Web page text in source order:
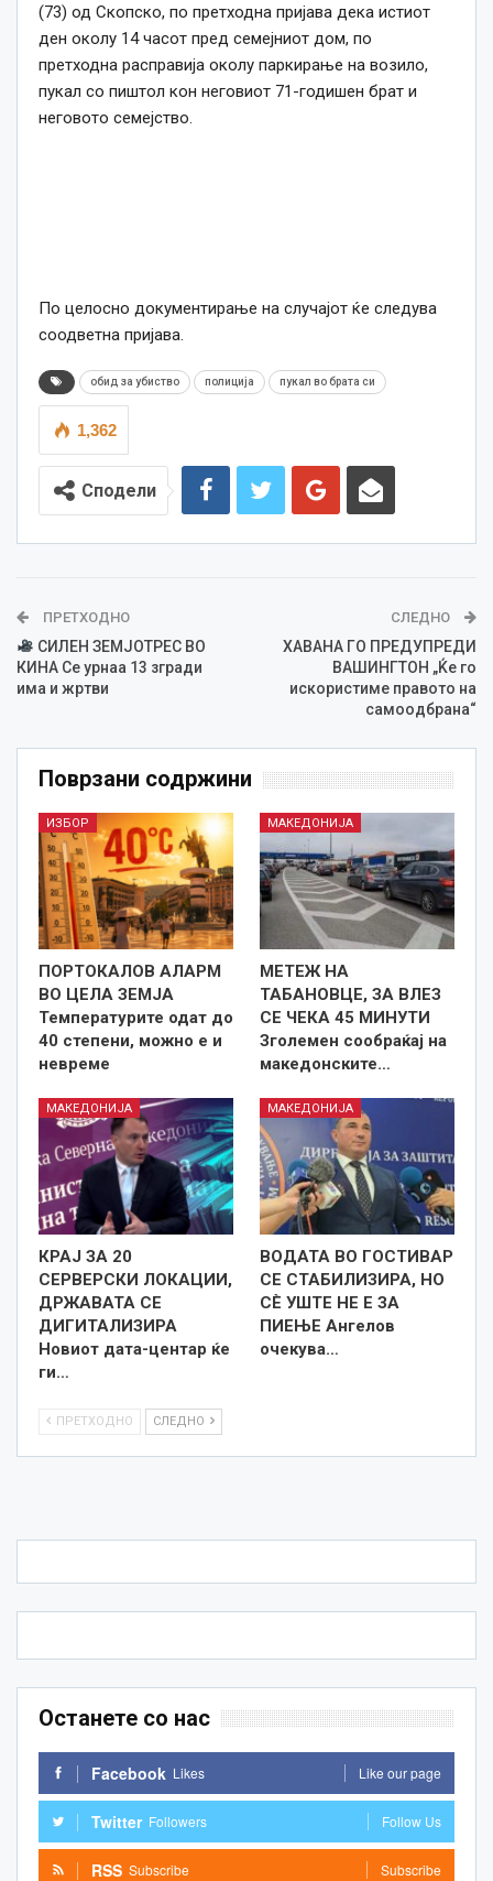
(73) од Скопско, по претходна пријава дека истиот
ден околу 14 часот пред семејниот дом, по
претходна расправија околу паркирање на возило,
пукал со пиштол кон неговиот 71-годишен брат и
неговото семејство.
По целосно документирање на случајот ќе следува
соодветна пријава.
обид за убиство полиција пукал во брата си
1,362
Сподели
ПРЕТХОДНО
СИЛЕН ЗЕМЈОТРЕС ВО
КИНА Се урнаа 13 згради
има и жртви
СЛЕДНО
ХАВАНА ГО ПРЕДУПРЕДИ
ВАШИНГТОН „Ќе го
искористиме правото на
самоодбрана“
Поврзани содржини
ИЗБОР
ПОРТОКАЛОВ АЛАРМ
ВО ЦЕЛА ЗЕМЈА
Температурите одат до
40 степени, можно е и
невреме
МАКЕДОНИЈА
МЕТЕЖ НА
ТАБАНОВЦЕ, ЗА ВЛЕЗ
СЕ ЧЕКА 45 МИНУТИ
Зголемен сообраќај на
македонските…
МАКЕДОНИЈА
КРАЈ ЗА 20
СЕРВЕРСКИ ЛОКАЦИИ,
ДРЖАВАТА СЕ
ДИГИТАЛИЗИРА
Новиот дата-центар ќе
ги…
МАКЕДОНИЈА
ВОДАТА ВО ГОСТИВАР
СЕ СТАБИЛИЗИРА, НО
СÈ УШТЕ НЕ Е ЗА
ПИЕЊЕ Ангелов
очекува…
ПРЕТХОДНО СЛЕДНО
Останете со нас
Facebook Likes Like our page
Twitter Followers Follow Us
RSS Subscribe Subscribe